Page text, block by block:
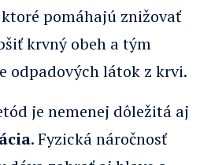
pomáhajú znižovať
krvný obeh a tým
odpadových látok z krvi.
je nemenej dôležitá aj
. Fyzická náročnosť